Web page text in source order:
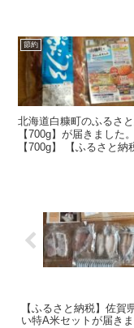
節約
北海道白糠町のふるさ
【700g】が届きました
【700g】 【ふるさと
【ふるさと納税】佐賀
い特A米セットが届き